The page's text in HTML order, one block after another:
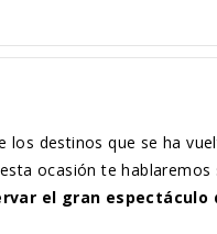
los destinos que se ha
ocasión te
el gran espectáculo